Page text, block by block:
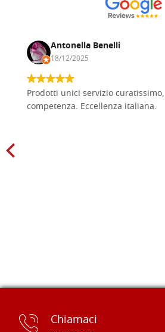
Antonella Benelli
18/12/2025
Prodotti unici servizio
competenza. Eccellenza italiana.
Chiamaci